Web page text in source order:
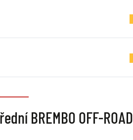
BREMBO OFF-ROAD